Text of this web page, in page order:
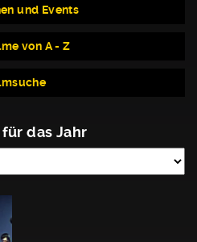
und Events
von A - Z
das Jahr